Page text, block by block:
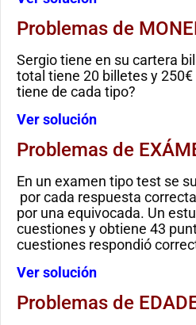
Problemas de
Sergio tiene en su cartera
total tiene 20 billetes y
tiene de cada tipo?
Ver solución
Problemas de
En un examen tipo test se
por cada respuesta
por una equivocada. Un
cuestiones y obtiene 43
cuestiones respondió
Ver solución
Problemas de